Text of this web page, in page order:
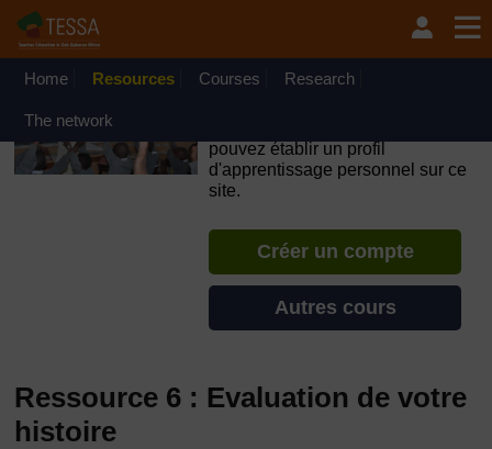
Passer au contenu principal
OpenLearn Create will be unavailable on Wednesday 12
August 2026 from 8am to 10.30am (GMT) due to routine
Home Resources Courses Research
The network
pouvez établir un profil
d'apprentissage personnel sur ce
site.
Créer un compte
Autres cours
Ressource 6 : Evaluation de votre
histoire